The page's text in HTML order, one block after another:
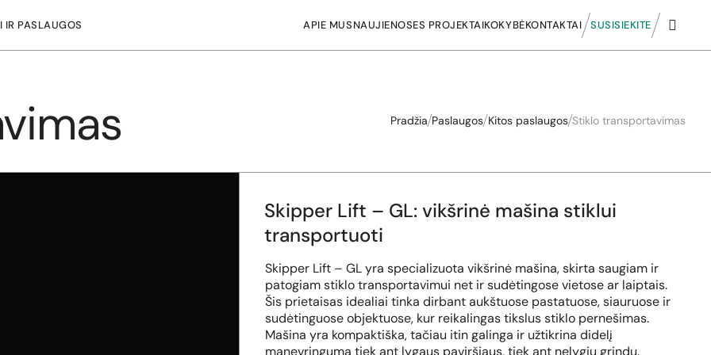
IR PASLAUGOS APIE MUSNAUJIENOSES PROJEKTAIKOKYBĖKONTAKTAI SUSISIEKITE
Pradžia Paslaugos Kitos paslaugos Stiklo transportavimas
Skipper Lift – GL: vikšrinė mašina stiklui
transportuoti
Skipper Lift – GL yra specializuota vikšrinė mašina, skirta saugiam ir
patogiam stiklo transportavimui net ir sudėtingose vietose ar laiptais.
Šis prietaisas idealiai tinka dirbant aukštuose pastatuose, siauruose ir
sudėtinguose objektuose, kur reikalingas tikslus stiklo pernešimas.
Mašina yra kompaktiška, tačiau itin galinga ir užtikrina didelį
manevringumą tiek ant lygaus paviršiaus, tiek ant nelygių grindų.